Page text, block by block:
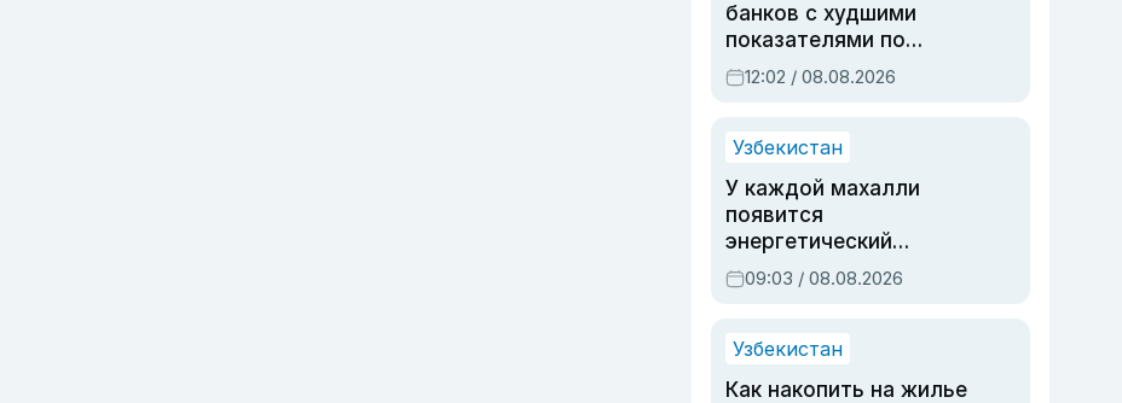
банков с худшими
показателями по
обращениям
12:02 / 08.08.2026
Узбекистан
У каждой махалли
появится
энергетический
паспорт
09:03 / 08.08.2026
Узбекистан
Как накопить на жилье